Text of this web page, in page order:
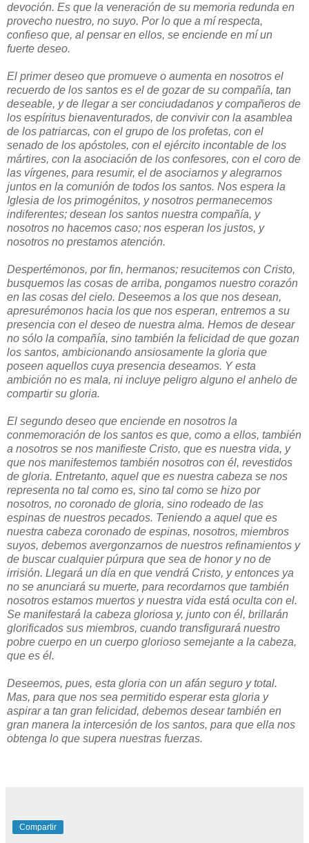
devoción. Es que la veneración de su memoria redunda en
provecho nuestro, no suyo. Por lo que a mí respecta,
confieso que, al pensar en ellos, se enciende en mí un
fuerte deseo.
El primer deseo que promueve o aumenta en nosotros el
recuerdo de los santos es el de gozar de su compañía, tan
deseable, y de llegar a ser conciudadanos y compañeros de
los espíritus bienaventurados, de convivir con la asamblea
de los patriarcas, con el grupo de los profetas, con el
senado de los apóstoles, con el ejército incontable de los
mártires, con la asociación de los confesores, con el coro de
las vírgenes, para resumir, el de asociarnos y alegrarnos
juntos en la comunión de todos los santos. Nos espera la
Iglesia de los primogénitos, y nosotros permanecemos
indiferentes; desean los santos nuestra compañía, y
nosotros no hacemos caso; nos esperan los justos, y
nosotros no prestamos atención.
Despertémonos, por fin, hermanos; resucitemos con Cristo,
busquemos las cosas de arriba, pongamos nuestro corazón
en las cosas del cielo. Deseemos a los que nos desean,
apresurémonos hacia los que nos esperan, entremos a su
presencia con el deseo de nuestra alma. Hemos de desear
no sólo la compañía, sino también la felicidad de que gozan
los santos, ambicionando ansiosamente la gloria que
poseen aquellos cuya presencia deseamos. Y esta
ambición no es mala, ni incluye peligro alguno el anhelo de
compartir su gloria.
El segundo deseo que enciende en nosotros la
conmemoración de los santos es que, como a ellos, también
a nosotros se nos manifieste Cristo, que es nuestra vida, y
que nos manifestemos también nosotros con él, revestidos
de gloria. Entretanto, aquel que es nuestra cabeza se nos
representa no tal como es, sino tal como se hizo por
nosotros, no coronado de gloria, sino rodeado de las
espinas de nuestros pecados. Teniendo a aquel que es
nuestra cabeza coronado de espinas, nosotros, miembros
suyos, debemos avergonzarnos de nuestros refinamientos y
de buscar cualquier púrpura que sea de honor y no de
irrisión. Llegará un día en que vendrá Cristo, y entonces ya
no se anunciará su muerte, para recordarnos que también
nosotros estamos muertos y nuestra vida está oculta con el.
Se manifestará la cabeza gloriosa y, junto con él, brillarán
glorificados sus miembros, cuando transfigurará nuestro
pobre cuerpo en un cuerpo glorioso semejante a la cabeza,
que es él.
Deseemos, pues, esta gloria con un afán seguro y total.
Mas, para que nos sea permitido esperar esta gloria y
aspirar a tan gran felicidad, debemos desear también en
gran manera la intercesión de los santos, para que ella nos
obtenga lo que supera nuestras fuerzas.
Compartir